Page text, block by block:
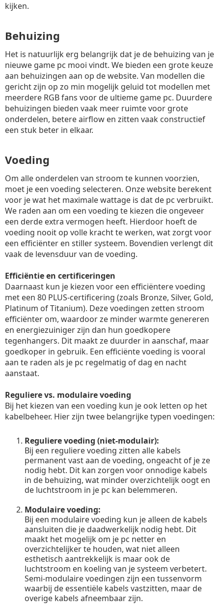
kijken.
Behuizing
Het is natuurlijk erg belangrijk dat je de behuizing van je
nieuwe game pc mooi vindt. We bieden een grote keuze
aan behuizingen aan op de website. Van modellen die
gericht zijn op zo min mogelijk geluid tot modellen met
meerdere RGB fans voor de ultieme game pc. Duurdere
behuizingen bieden vaak meer ruimte voor grote
onderdelen, betere airflow en zitten vaak constructief
een stuk beter in elkaar.
Voeding
Om alle onderdelen van stroom te kunnen voorzien,
moet je een voeding selecteren. Onze website berekent
voor je wat het maximale wattage is dat de pc verbruikt.
We raden aan om een voeding te kiezen die ongeveer
een derde extra vermogen heeft. Hierdoor hoeft de
voeding nooit op volle kracht te werken, wat zorgt voor
een efficiënter en stiller systeem. Bovendien verlengt dit
vaak de levensduur van de voeding.
Efficiëntie en certificeringen
Daarnaast kun je kiezen voor een efficiëntere voeding
met een 80 PLUS-certificering (zoals Bronze, Silver, Gold,
Platinum of Titanium). Deze voedingen zetten stroom
efficiënter om, waardoor ze minder warmte genereren
en energiezuiniger zijn dan hun goedkopere
tegenhangers. Dit maakt ze duurder in aanschaf, maar
goedkoper in gebruik. Een efficiënte voeding is vooral
aan te raden als je pc regelmatig of dag en nacht
aanstaat.
Reguliere vs. modulaire voeding
Bij het kiezen van een voeding kun je ook letten op het
kabelbeheer. Hier zijn twee belangrijke typen voedingen:
Reguliere voeding (niet-modulair):
Bij een reguliere voeding zitten alle kabels
permanent vast aan de voeding, ongeacht of je ze
nodig hebt. Dit kan zorgen voor onnodige kabels
in de behuizing, wat minder overzichtelijk oogt en
de luchtstroom in je pc kan belemmeren.
Modulaire voeding:
Bij een modulaire voeding kun je alleen de kabels
aansluiten die je daadwerkelijk nodig hebt. Dit
maakt het mogelijk om je pc netter en
overzichtelijker te houden, wat niet alleen
esthetisch aantrekkelijk is maar ook de
luchtstroom en koeling van je systeem verbetert.
Semi-modulaire voedingen zijn een tussenvorm
waarbij de essentiële kabels vastzitten, maar de
overige kabels afneembaar zijn.